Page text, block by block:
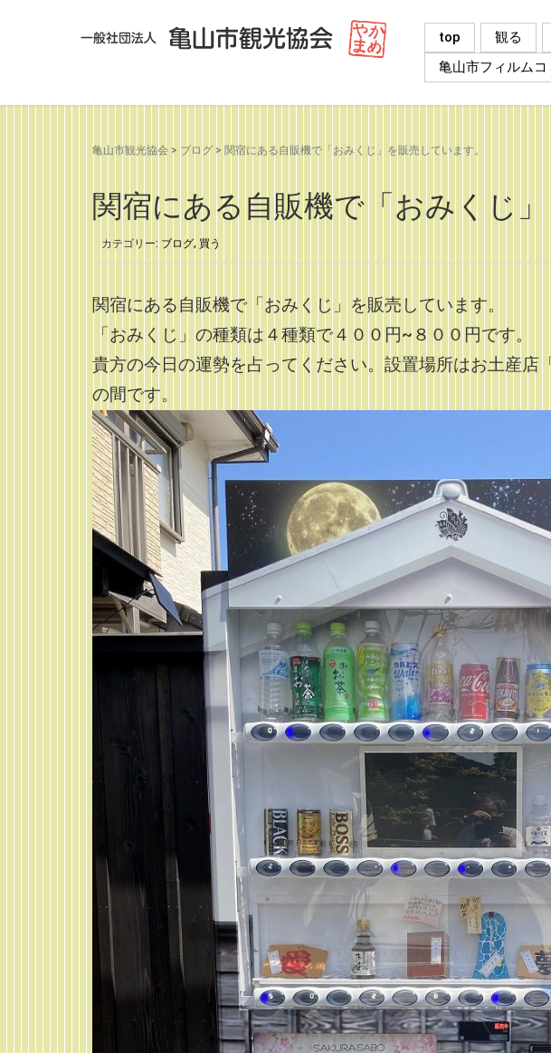
top 観る
亀山市フィルムコ
亀山市観光協会 > ブログ > 関宿にある自販機で「おみくじ」を販売しています。
関宿にある自販機で「おみくじ」
カテゴリー: ブログ, 買う
関宿にある自販機で「おみくじ」を販売しています。
「おみくじ」の種類は４種類で４００円~８００円です。
貴方の今日の運勢を占ってください。設置場所はお土産店
の間です。